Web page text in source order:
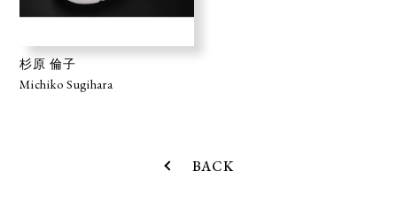
杉原 倫子
Michiko Sugihara
BACK